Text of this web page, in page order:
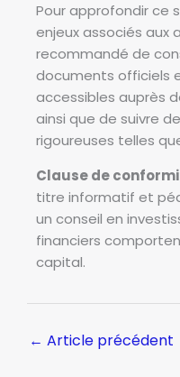
Pour approfondir ce
enjeux associés aux
recommandé de
documents officiels
accessibles auprès
ainsi que de suivre
rigoureuses telles
Clause de
titre informatif et
un conseil en
financiers
capital.
← Article précédent